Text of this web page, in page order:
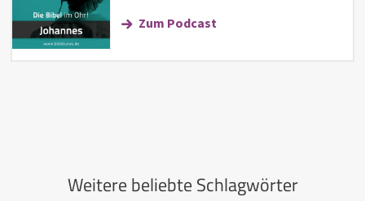
Zum Podcast
Weitere beliebte Schlagwörter